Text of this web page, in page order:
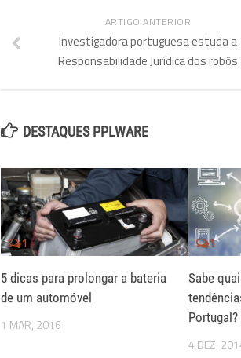
ARTIGO ANTERIOR
Investigadora portuguesa estuda a
Responsabilidade Jurídica dos robôs
DESTAQUES PPLWARE
1
5 dicas para prolongar a bateria
de um automóvel
1 MAR, 2016
1
Sabe
Portugal?
4 DEZ,